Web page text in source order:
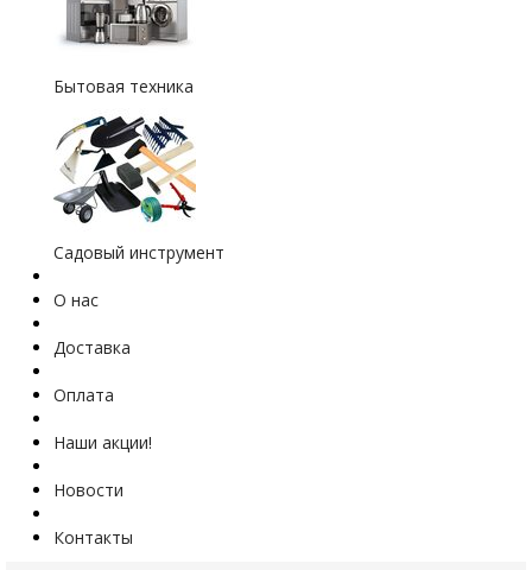
Бытовая техника
Садовый инструмент
О нас
Доставка
Оплата
Наши акции!
Новости
Контакты